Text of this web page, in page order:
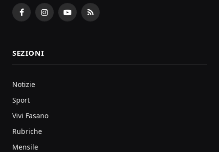
FacebookInstagramYouTubeRSS
SEZIONI
Notizie
Sport
Vivi Fasano
Rubriche
Mensile